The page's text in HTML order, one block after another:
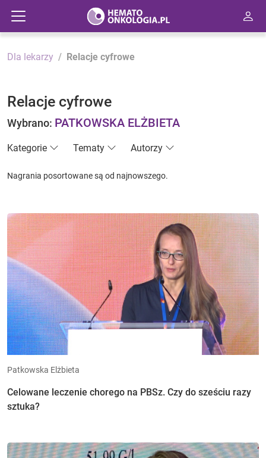
Dla lekarzy Relacje cyfrowe
Relacje cyfrowe
Wybrano: PATKOWSKA ELŻBIETA
Kategorie Tematy Autorzy
Nagrania posortowane są od najnowszego.
Patkowska Elżbieta
Celowane leczenie chorego na PBSz. Czy do sześciu razy
sztuka?